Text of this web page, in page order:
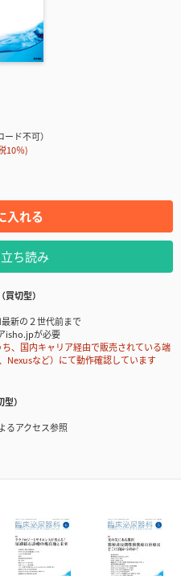
ド不可）
10％)
入れる
ち読み
切型）
新の２世代前まで
isho.jpが必要
、国内キャリア経由で販売されている端
Nexusなど）にて動作確認しています
）
るアクセス参照